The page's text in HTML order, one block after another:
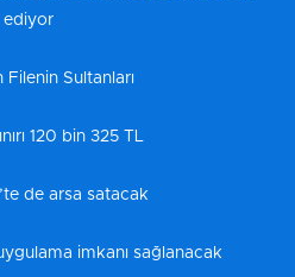
ediyor
Sultanları
120 bin 325 TL
de arsa satacak
imkanı sağlanacak